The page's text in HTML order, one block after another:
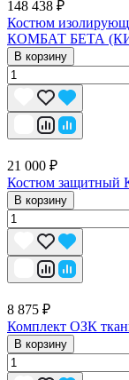
148 438 ₽
Костюм
КОМБАТ БЕТА
В корзину
21 000 ₽
Костюм защитный
В корзину
8 875 ₽
Комплект ОЗК
В корзину